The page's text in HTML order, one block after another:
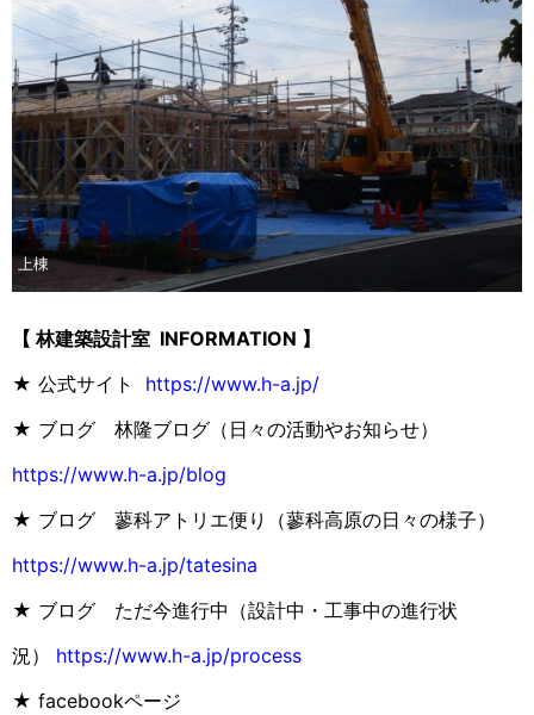
上棟
【 林建築設計室 INFORMATION 】
★ 公式サイト https://www.h-a.jp/
★ ブログ 林隆ブログ（日々の活動やお知らせ）
https://www.h-a.jp/blog
★ ブログ 蓼科アトリエ便り（蓼科高原の日々の様子）
https://www.h-a.jp/tatesina
★ ブログ ただ今進行中（設計中・工事中の進行状
況） https://www.h-a.jp/process
★ facebookページ